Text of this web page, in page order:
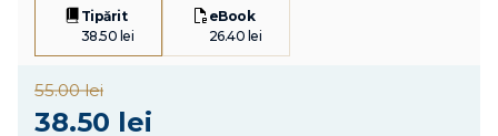
Tipărit
38.50 lei
eBook
26.40 lei
55.00 lei
38.50 lei